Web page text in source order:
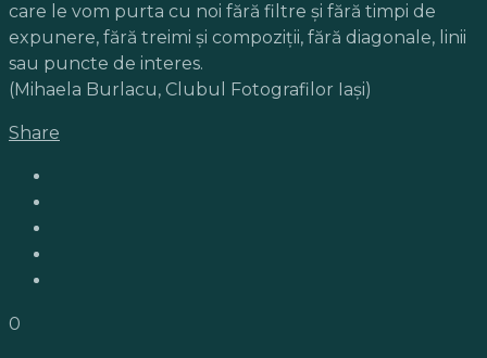
care le vom purta cu noi fără filtre şi fără timpi de
expunere, fără treimi şi compoziţii, fără diagonale, linii
sau puncte de interes.
(Mihaela Burlacu, Clubul Fotografilor Iaşi)
Share
0